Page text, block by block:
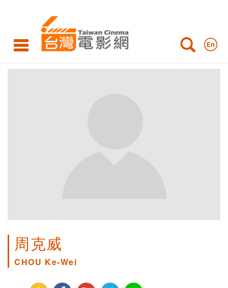
周克威
CHOU Ke-Wei